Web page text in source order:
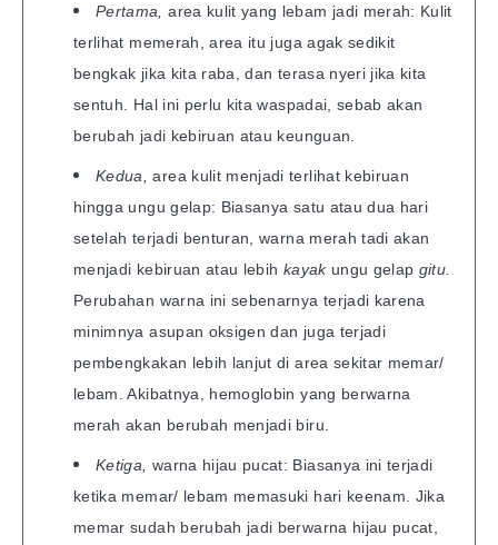
Pertama,area kulit yang lebam jadi merah: Kulit
terlihat memerah, area itu juga agak sedikit
bengkak jika kita raba, dan terasa nyeri jika kita
sentuh. Hal ini perlu kita waspadai, sebab akan
berubah jadi kebiruan atau keunguan.
Kedua,
area kulit menjadi terlihat kebiruan
hingga ungu gelap: Biasanya satu atau dua hari
setelah terjadi benturan, warna merah tadi akan
menjadi kebiruan atau lebih kayak ungu gelap gitu.
Perubahan warna ini sebenarnya terjadi karena
minimnya asupan oksigen dan juga terjadi
pembengkakan lebih lanjut di area sekitar memar/
lebam. Akibatnya, hemoglobin yang berwarna
merah akan berubah menjadi biru.
Ketiga,
warna hijau pucat: Biasanya ini terjadi
ketika memar/ lebam memasuki hari keenam. Jika
memar sudah berubah jadi berwarna hijau pucat,